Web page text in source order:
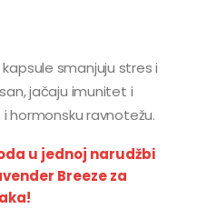
smanjuju stres i
jačaju imunitet i
hormonsku ravnotežu.
u jednoj narudžbi
Breeze za